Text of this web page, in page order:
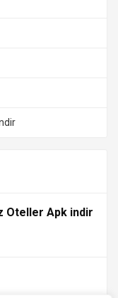
Oteller Apk indir